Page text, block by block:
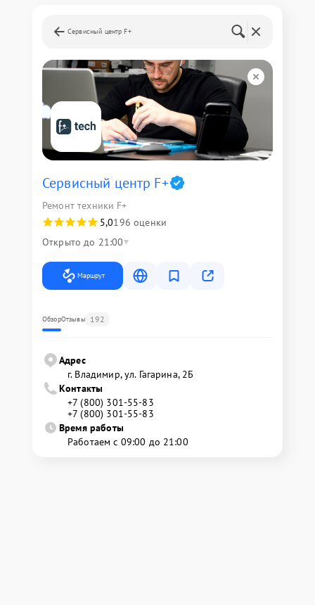
Сервисный центр F+
Сервисный центр F+
Ремонт техники F+
5,0196 оценки
Открыто до 21:00
Маршрут
ОбзорОтзывы 192
Адрес
г. Владимир, ул. Гагарина, 2Б
Контакты
+7 (800) 301-55-83
+7 (800) 301-55-83
Время работы
Работаем с 09:00 до 21:00